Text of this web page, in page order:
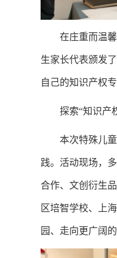
在庄重而温
生家长代表颁发
自己的知识产权专
探索“知识产
本次特殊儿
践。活动现场，
合作、文创衍生
区培智学校、上
园、走向更广阔